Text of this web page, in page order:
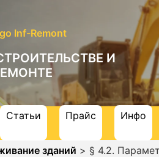
И
Статьи Прайс Инфо
зданий > § 4.2.